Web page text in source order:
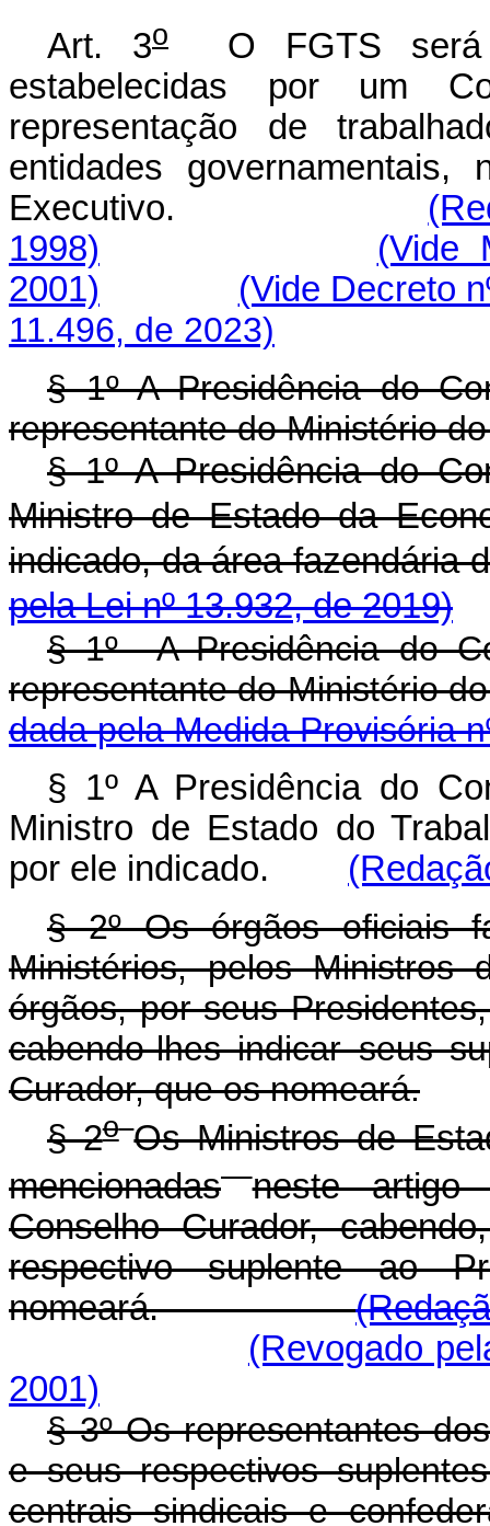
Art. 3o
O FGTS será
estabelecidas por um
representação de
entidades
Executivo.
1998)
(Vide
2001)
(Vide Decreto
11.496, de 2023)
§ 1º A Presidência do
representante do Ministério
§ 1º A Presidência do
Ministro de Estado da
indicado, da área
pela Lei nº 13.932, de 2019)
§ 1º A Presidência do
representante do Ministério
dada pela Medida Provisória
§ 1º A Presidência do
Ministro de Estado do
por ele indicado.
§ 2º Os órgãos oficiais
Ministérios, pelos
órgãos, por seus
cabendo-lhes indicar seus
Curador, que os nomeará.
§ 2o Os Ministros de
mencionadas
neste artigo
Conselho Curador,
respectivo suplente ao
nomeará.
(Revogado
2001)
§ 3º Os representantes
e seus respectivos
centrais sindicais e